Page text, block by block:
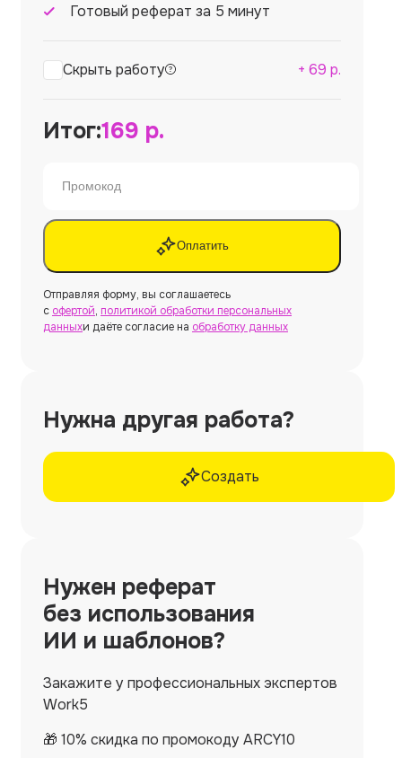
Готовый реферат за 5 минут
Скрыть работу + 69 р.
Итог:169 р.
Оплатить
Отправляя форму, вы соглашаетесь
с офертой, политикой обработки персональных
данныхи даёте согласие на обработку данных
Нужна другая работа?
Создать
Нужен реферат
без использования
ИИ и шаблонов?
Закажите у профессиональных экспертов
Work5
🎁 10% скидка по промокоду ARCY10